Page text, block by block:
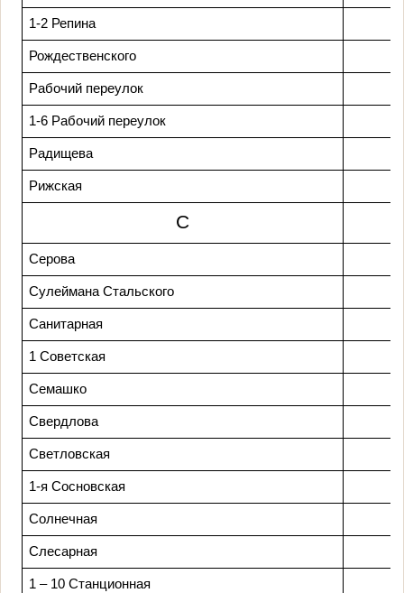
1-2 Репина
Рождественского
Рабочий переулок
1-6 Рабочий переулок
Радищева
Рижская
С
Серова
Сулеймана Стальского
Санитарная
1 Советская
Семашко
Свердлова
Светловская
1-я Сосновская
Солнечная
Слесарная
1 – 10 Станционная